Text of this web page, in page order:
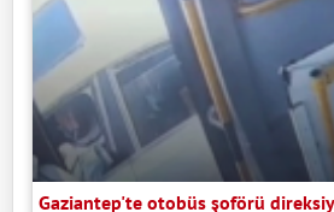
Gaziantep'te otobüs şoförü